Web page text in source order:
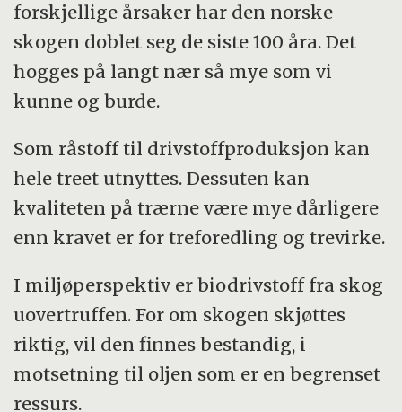
forskjellige årsaker har den norske
skogen doblet seg de siste 100 åra. Det
hogges på langt nær så mye som vi
kunne og burde.
Som råstoff til drivstoffproduksjon kan
hele treet utnyttes. Dessuten kan
kvaliteten på trærne være mye dårligere
enn kravet er for treforedling og trevirke.
I miljøperspektiv er biodrivstoff fra skog
uovertruffen. For om skogen skjøttes
riktig, vil den finnes bestandig, i
motsetning til oljen som er en begrenset
ressurs.